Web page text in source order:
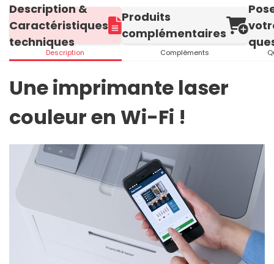
Description &
Caractéristiques
techniques
Description
Produits
complémentaires
Compléments
Une imprimante laser
couleur en Wi-Fi !